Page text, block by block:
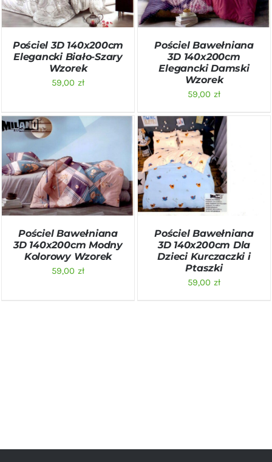
Pościel 3D 140x200cm
Elegancki Biało-Szary
Wzorek
59,00 zł
Pościel Bawełniana
3D 140x200cm
Elegancki Damski
Wzorek
59,00 zł
DODAJ DO KOSZYKA
/
SZCZEGÓŁY
Pościel Bawełniana
3D 140x200cm Modny
Kolorowy Wzorek
59,00 zł
DODAJ DO KOSZYKA
SZCZEGÓŁY
Pościel Bawełniana
3D 140x200cm Dla
Dzieci Kurczaczki i
Ptaszki
59,00 zł